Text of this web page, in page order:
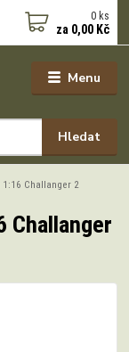
Menu
Hledat
0 ks
za 0,00 Kč
Challanger 2
Challanger